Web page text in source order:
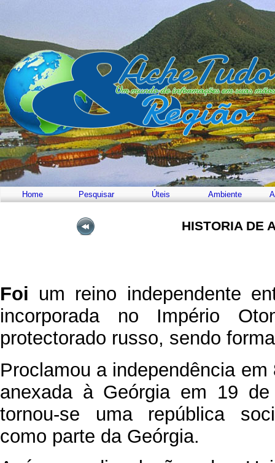
Home Pesquisar Úteis Ambiente
HISTORIA DE
Foi um reino independente
incorporada no Império
protectorado russo, sendo
Proclamou a independência
anexada à Geórgia em 19
tornou-se uma república
como parte da Geórgia.